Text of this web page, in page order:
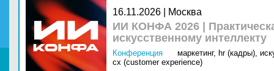
16.11.2026 | Москва
ИИ КОНФА 2026 |
искусственному интеллекту
Конференция маркетинг, hr (кадры),
cx (customer experience)